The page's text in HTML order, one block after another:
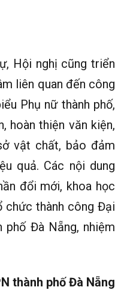
Hội nghị cũng triển
liên quan đến công
Phụ nữ thành phố,
hoàn thiện văn kiện,
vật chất, bảo đảm
quả. Các nội dung
đổi mới, khoa học
thành công Đại
phố Đà Nẵng, nhiệm
thành phố Đà Nẵng